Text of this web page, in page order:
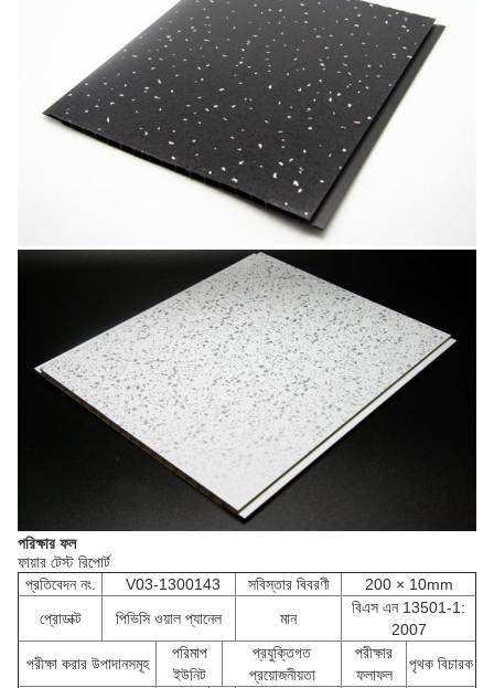
পরিক্ষার ফল
ফায়ার টেস্ট রিপোর্ট
প্রতিবেদন নং.
V03-1300143 সবিস্তার বিবরণী
200 × 10mm
প্রোডাক্ট
পিভিসি ওয়াল প্যানেল মান
বিএস এন 13501-1:
2007
পরীক্ষা করার উপাদানসমূহ
পরিমাপ
ইউনিট
প্রযুক্তিগত
প্রয়োজনীয়তা
পরীক্ষার
ফলাফল
পৃথক বিচারক